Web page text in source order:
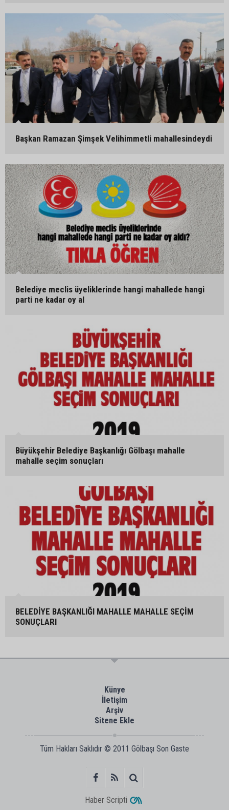
Başkan Ramazan Şimşek Velihimmetli mahallesindeydi
Belediye meclis üyeliklerinde hangi mahallede hangi
parti ne kadar oy al
Büyükşehir Belediye Başkanlığı Gölbaşı mahalle
mahalle seçim sonuçları
BELEDİYE BAŞKANLIĞI MAHALLE MAHALLE SEÇİM
SONUÇLARI
Künye
İletişim
Arşiv
Sitene Ekle
Tüm Hakları Saklıdır © 2011 Gölbaşı Son Gaste
Haber Scripti